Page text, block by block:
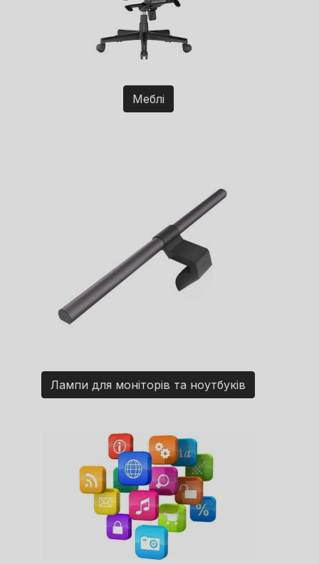
Меблі
Лампи для моніторів та ноутбуків